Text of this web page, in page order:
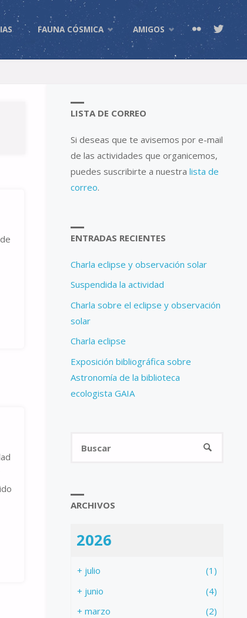
FAUNA CÓSMICA AMIGOS
LISTA DE CORREO
Si deseas que te avisemos por e-mail
de las actividades que organicemos,
puedes suscribirte a nuestralista de
correo.
ENTRADAS RECIENTES
Charla eclipse y observación solar
Suspendida la actividad
Charla sobre el eclipse y observación
solar
Charla eclipse
Exposición bibliográfica sobre
Astronomía de la biblioteca
ecologista GAIA
BUSCAR
ARCHIVOS
2026
+ julio
(1)
+ junio
(4)
+ marzo
(2)